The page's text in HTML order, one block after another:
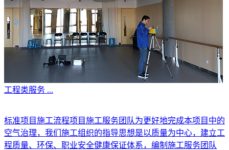
工程类服务 ...
标准项目施工流程项目施工服务团队为更好地完成本项目中的
空气治理，我们施工组织的指导思想是以质量为中心，建立工
程质量、环保、职业安全健康保证体系，编制施工服务团队